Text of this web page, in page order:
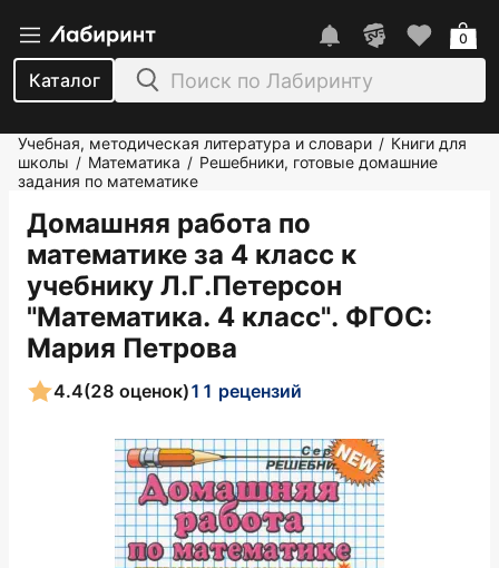
Каталог
0
Учебная, методическая литература и словари / Книги для
школы / Математика / Решебники, готовые домашние
задания по математике
Домашняя работа по
математике за 4 класс к
учебнику Л.Г.Петерсон
"Математика. 4 класс". ФГОС:
Мария Петрова
4.4(28 оценок)11 рецензий